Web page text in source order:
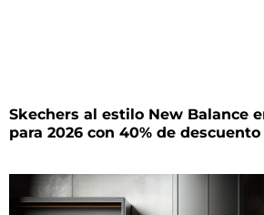
Skechers al estilo New Balance
para 2026 con 40% de descuento